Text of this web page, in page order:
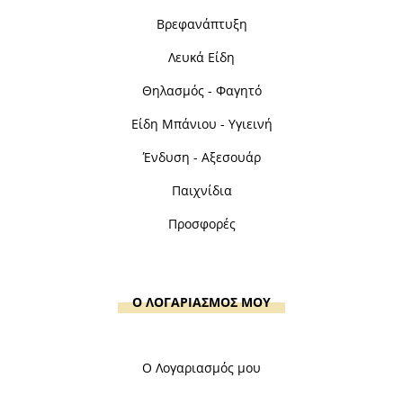
Βρεφανάπτυξη
Λευκά Είδη
Θηλασμός - Φαγητό
Είδη Μπάνιου - Υγιεινή
Ένδυση - Αξεσουάρ
Παιχνίδια
Προσφορές
Ο ΛΟΓΑΡΙΑΣΜΟΣ ΜΟΥ
Ο Λογαριασμός μου